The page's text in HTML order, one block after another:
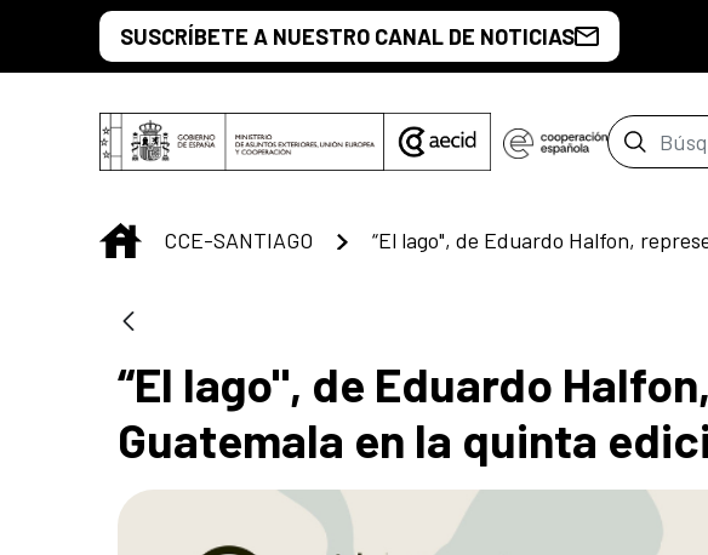
Saltar al contenido principal
SUSCRÍBETE A NUESTRO CANAL DE NOTICIAS
Barra
INICIO
CCE-SANTIAGO
“El lago", de Eduardo
Guatemala en la quinta